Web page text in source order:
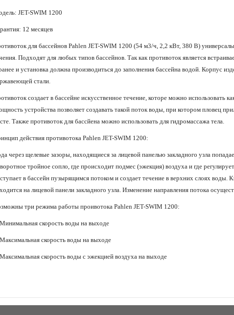
JET-SWIM 1200
12 месяцев
для бассейнов Pahlen JET-SWIM 1200 (54 м3/ч, 2,2 кВт, 380 В)
Подходят для любых типов бассейнов. Так как противоток является
и установка должна производиться до заполнения бассейна водой. Корпус
стали.
создает в бассейне искусственное течение, которе можно использовать
устройства позволяет создавать такой поток воды, при котором пловец
Также противоток для бассйена можно использовать для гидромассажа тела.
действия противотока Pahlen JET-SWIM 1200:
через щелевые зазоры, находящиеся за лицевой панелью закладного узла
тройное сопло, где происходит подмес (эжекция) воздуха и где
в бассейн пузырящимся потоком и создает течение в верхних слоях воды.
на лицевой панели закладного узла. Изменение направления потока
три режима работы проивотока Pahlen JET-SWIM 1200:
скорость воды на выходе
скорость воды на выходе
скорость воды с эжекцией воздуха на выходе